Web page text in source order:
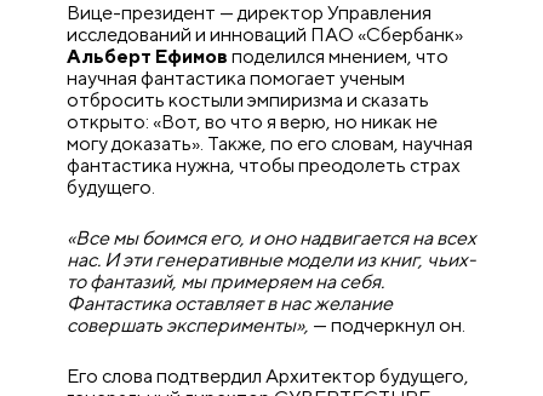
Вице-президент — директор Управления
исследований и инноваций ПАО «Сбербанк»
Альберт Ефимов поделился мнением, что
научная фантастика помогает ученым
отбросить костыли эмпиризма и сказать
открыто: «Вот, во что я верю, но никак не
могу доказать». Также, по его словам, научная
фантастика нужна, чтобы преодолеть страх
будущего.
«Все мы боимся его, и оно надвигается на всех
нас. И эти генеративные модели из книг, чьих-
то фантазий, мы примеряем на себя.
Фантастика оставляет в нас желание
совершать эксперименты», — подчеркнул он.
Его слова подтвердил Архитектор будущего,